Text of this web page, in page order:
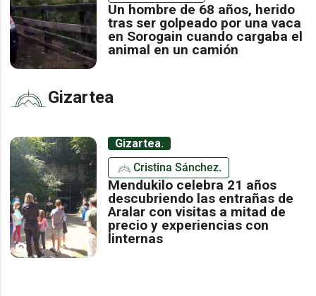
Un hombre de 68 años, herido
tras ser golpeado por una vaca
en Sorogain cuando cargaba el
animal en un camión
Gizartea
Gizartea.
Cristina Sánchez.
Mendukilo celebra 21 años
descubriendo las entrañas de
Aralar con visitas a mitad de
precio y experiencias con
linternas